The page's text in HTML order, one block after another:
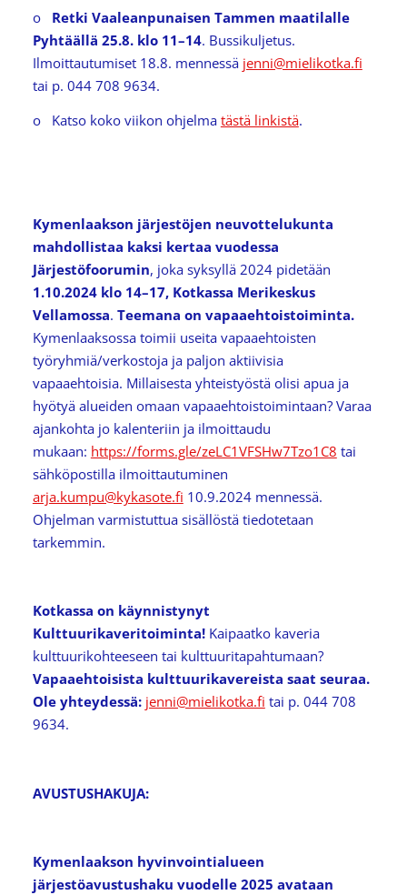
o Retki Vaaleanpunaisen Tammen maatilalle
Pyhtäällä 25.8. klo 11–14. Bussikuljetus.
Ilmoittautumiset 18.8. mennessä jenni@mielikotka.fi
tai p. 044 708 9634.
o Katso koko viikon ohjelma tästä linkistä.
Kymenlaakson järjestöjen neuvottelukunta
mahdollistaa kaksi kertaa vuodessa
Järjestöfoorumin, joka syksyllä 2024 pidetään
1.10.2024 klo 14–17, Kotkassa Merikeskus
Vellamossa. Teemana on vapaaehtoistoiminta.
Kymenlaaksossa toimii useita vapaaehtoisten
työryhmiä/verkostoja ja paljon aktiivisia
vapaaehtoisia. Millaisesta yhteistyöstä olisi apua ja
hyötyä alueiden omaan vapaaehtoistoimintaan? Varaa
ajankohta jo kalenteriin ja ilmoittaudu
mukaan: https://forms.gle/zeLC1VFSHw7Tzo1C8 tai
sähköpostilla ilmoittautuminen
arja.kumpu@kykasote.fi 10.9.2024 mennessä.
Ohjelman varmistuttua sisällöstä tiedotetaan
tarkemmin.
Kotkassa on käynnistynyt
Kulttuurikaveritoiminta!Kaipaatko kaveria
kulttuurikohteeseen tai kulttuuritapahtumaan?
Vapaaehtoisista kulttuurikavereista saat seuraa.
Ole yhteydessä: jenni@mielikotka.fi tai p. 044 708
9634.
AVUSTUSHAKUJA:
Kymenlaakson hyvinvointialueen
järjestöavustushaku vuodelle 2025 avataan